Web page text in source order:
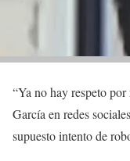
“Ya no hay respeto
García en redes
supuesto intento de